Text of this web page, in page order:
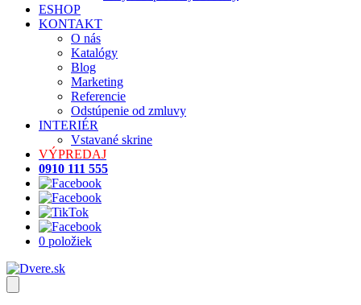
ESHOP
KONTAKT
O nás
Katalógy
Blog
Marketing
Referencie
Odstúpenie od zmluvy
INTERIÉR
Vstavané skrine
VÝPREDAJ
0910 111 555
0 položiek